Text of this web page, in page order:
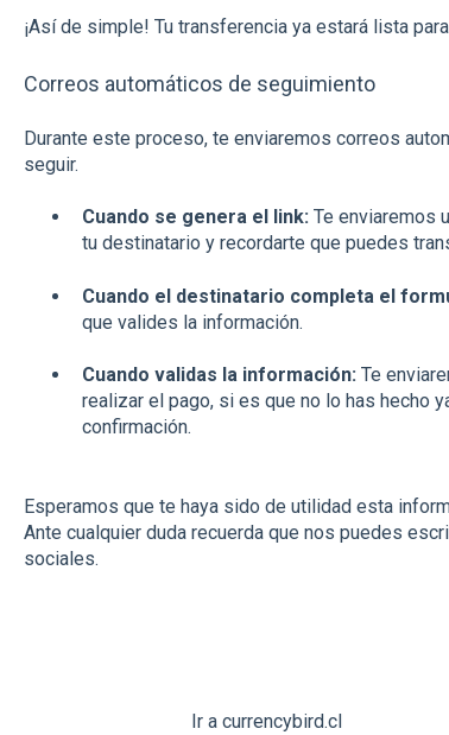
¡Así de simple! Tu transferencia ya estará lista
Correos automáticos de seguimiento
Durante este proceso, te enviaremos correos
seguir.
Cuando se genera el link:Te enviaremos
tu destinatario y recordarte que puedes
Cuando el destinatario completa el
que valides la información.
Cuando validas la información:Te
realizar el pago, si es que no lo has hecho
confirmación.
Esperamos que te haya sido de utilidad esta
Ante cualquier duda recuerda que nos puedes
sociales.
Ir a currencybird.cl